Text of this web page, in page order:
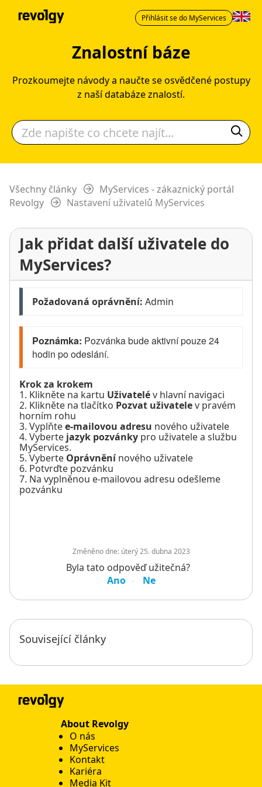
Přihlásit se do MyServices
Znalostní báze
Prozkoumejte návody a naučte se osvědčené postupy
z naší databáze znalostí.
Všechny články
MyServices - zákaznický portál
Revolgy
Nastavení uživatelů MyServices
Jak přidat další uživatele do
MyServices?
Požadovaná oprávnění: Admin
Poznámka: Pozvánka bude aktivní pouze 24
hodin po odeslání.
Krok za krokem
1. Klikněte na kartu Uživatelév hlavní navigaci
2. Klikněte na tlačítko Pozvat uživatelev pravém
horním rohu
3. Vyplňtee-mailovou adresu nového uživatele
4. Vyberte jazyk pozvánky pro uživatele a službu
MyServices.
5. Vyberte Oprávněnínového uživatele
6. Potvrďte pozvánku
7. Na vyplněnou e-mailovou adresu odešleme
pozvánku
Změněno dne: úterý 25. dubna 2023
Byla tato odpověď užitečná?
Ano
Ne
Související články
About Revolgy
O nás
MyServices
Kontakt
Kariéra
Media Kit